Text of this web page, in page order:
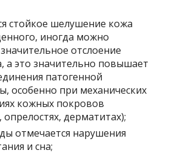
стойкое шелушение кожа
иногда можно
отслоение
а это значительно повышает
патогенной
особенно при механических
кожных покровов
дерматитах);
отмечается нарушения
и сна;